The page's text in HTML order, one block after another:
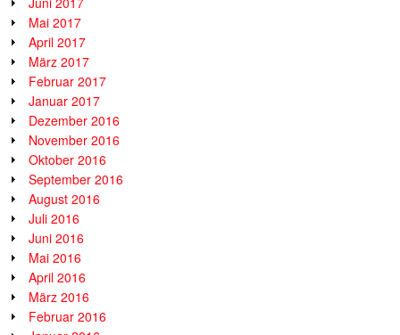
Mai 2017
April 2017
März 2017
Februar 2017
Januar 2017
Dezember 2016
November 2016
Oktober 2016
September 2016
August 2016
Juli 2016
Juni 2016
Mai 2016
April 2016
März 2016
Februar 2016